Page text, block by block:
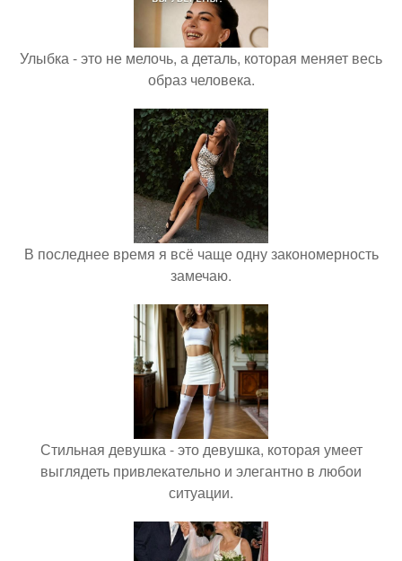
Улыбка - это не мелочь, а деталь, которая меняет весь
образ человека.
В последнее время я всё чаще одну закономерность
замечаю.
Стильная девушка - это девушка, которая умеет
выглядеть привлекательно и элегантно в любои
ситуации.